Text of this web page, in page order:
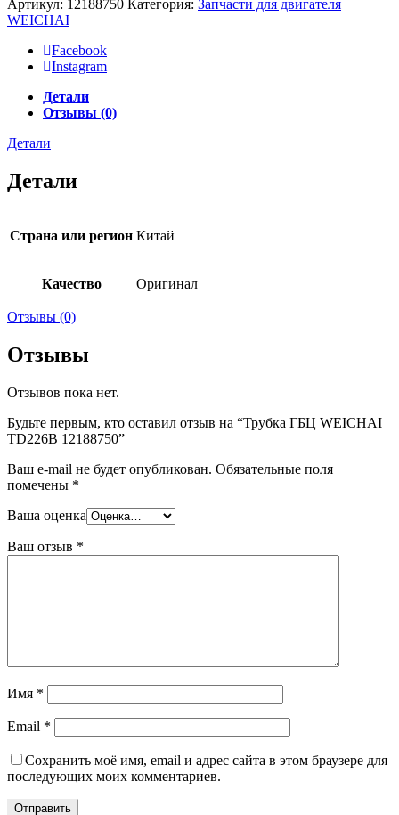
Артикул: 12188750 Категория: Запчасти для двигателя
WEICHAI
Facebook
Instagram
Детали
Отзывы (0)
Детали
Детали
Страна или регион Китай
Качество Оригинал
Отзывы (0)
Отзывы
Отзывов пока нет.
Будьте первым, кто оставил отзыв на “Трубка ГБЦ WEICHAI
TD226B 12188750”
Ваш e-mail не будет опубликован. Обязательные поля
помечены *
Ваша оценка
Ваш отзыв *
Имя *
Email *
Сохранить моё имя, email и адрес сайта в этом браузере для
последующих моих комментариев.